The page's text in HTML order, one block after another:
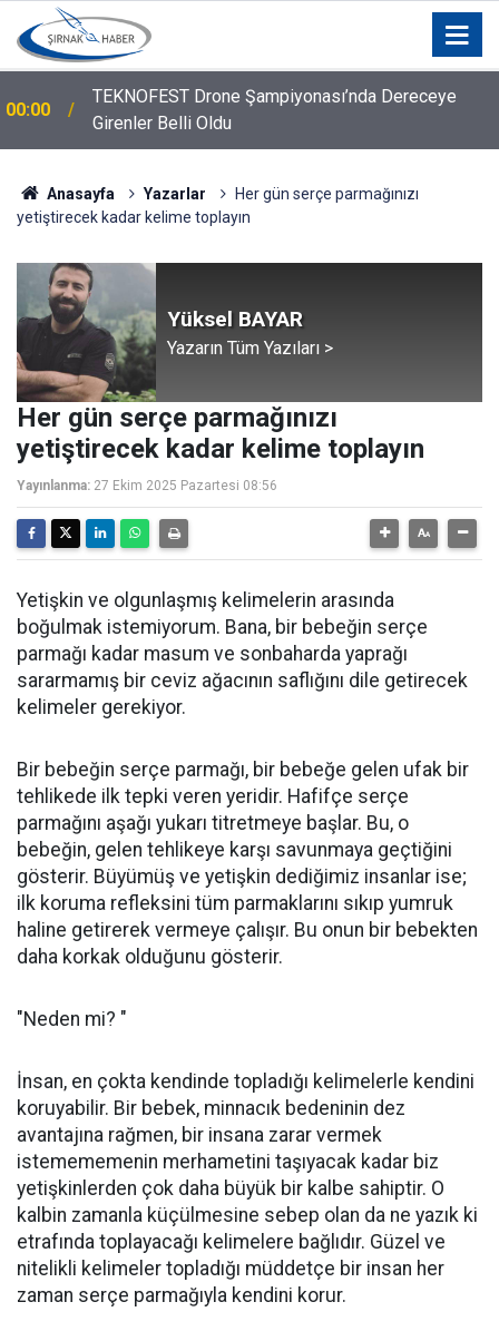
00:00
TEKNOFEST Drone Şampiyonası’nda Dereceye
Girenler Belli Oldu
Anasayfa Yazarlar
Her gün serçe parmağınızı
yetiştirecek kadar kelime toplayın
Yüksel BAYAR
Yazarın Tüm Yazıları >
Her gün serçe parmağınızı
yetiştirecek kadar kelime toplayın
Yayınlanma: 27 Ekim 2025 Pazartesi 08:56
Yetişkin ve olgunlaşmış kelimelerin arasında
boğulmak istemiyorum. Bana, bir bebeğin serçe
parmağı kadar masum ve sonbaharda yaprağı
sararmamış bir ceviz ağacının saflığını dile getirecek
kelimeler gerekiyor.
Bir bebeğin serçe parmağı, bir bebeğe gelen ufak bir
tehlikede ilk tepki veren yeridir. Hafifçe serçe
parmağını aşağı yukarı titretmeye başlar. Bu, o
bebeğin, gelen tehlikeye karşı savunmaya geçtiğini
gösterir. Büyümüş ve yetişkin dediğimiz insanlar ise;
ilk koruma refleksini tüm parmaklarını sıkıp yumruk
haline getirerek vermeye çalışır. Bu onun bir bebekten
daha korkak olduğunu gösterir.
"Neden mi? "
İnsan, en çokta kendinde topladığı kelimelerle kendini
koruyabilir. Bir bebek, minnacık bedeninin dez
avantajına rağmen, bir insana zarar vermek
istemememenin merhametini taşıyacak kadar biz
yetişkinlerden çok daha büyük bir kalbe sahiptir. O
kalbin zamanla küçülmesine sebep olan da ne yazık ki
etrafında toplayacağı kelimelere bağlıdır. Güzel ve
nitelikli kelimeler topladığı müddetçe bir insan her
zaman serçe parmağıyla kendini korur.